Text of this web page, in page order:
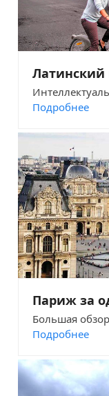
Латинский
Подробнее
Париж за
Большая
Подробнее